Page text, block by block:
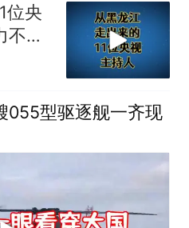
位央
不
055型驱逐舰一齐现